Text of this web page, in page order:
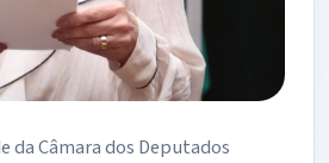
da Câmara dos Deputados